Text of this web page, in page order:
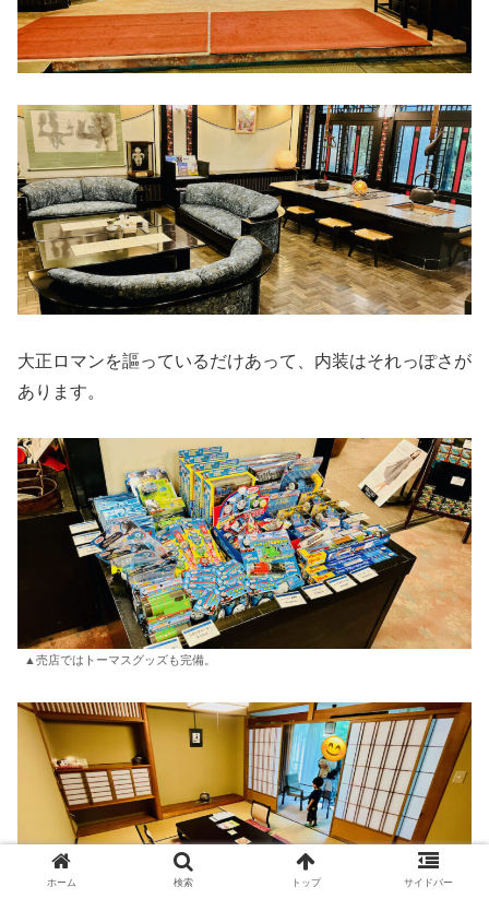
大正ロマンを謳っているだけあって、内装はそれっぽさが
あります。
▲売店ではトーマスグッズも完備。
ホーム 検索 トップ サイドバー